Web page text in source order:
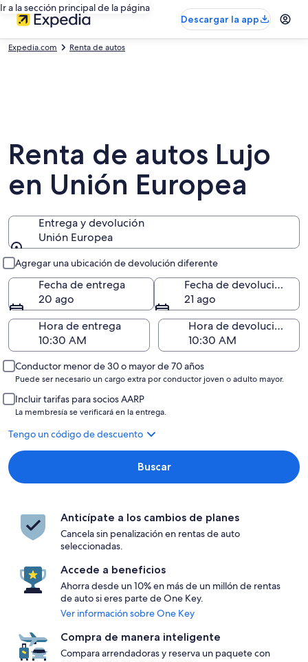
Ir a la sección principal de la página
Descargar la app
Expedia.com Renta de autos
Renta de autos Lujo
en Unión Europea
Entrega y devolución
Unión Europea
Agregar una ubicación de devolución diferente
Fecha de entrega
20 ago
Fecha de devolución
21 ago
Hora de entrega
Hora de devolución
Conductor menor de 30 o mayor de 70 años
Puede ser necesario un cargo extra por conductor joven o adulto mayor.
Incluir tarifas para socios AARP
La membresía se verificará en la entrega.
Tengo un código de descuento
Buscar
Anticípate a los cambios de planes
Cancela sin penalización en rentas de auto
seleccionadas.
Accede a beneficios
Ahorra desde un 10% en más de un millón de rentas
de auto si eres parte de One Key.
Ver información sobre One Key
Compra de manera inteligente
Compara arrendadoras y reserva un paquete con